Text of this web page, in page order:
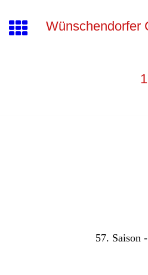
Wünschendorfer
57. Saison